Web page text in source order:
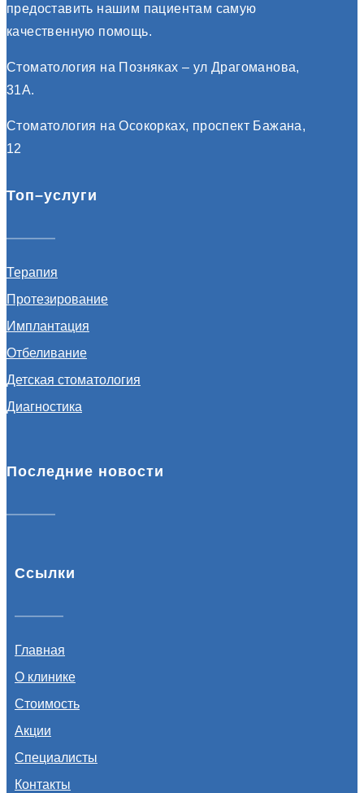
предоставить нашим пациентам самую
качественную помощь.
Стоматология на Позняках – ул Драгоманова,
31А.
Стоматология на Осокорках, проспект Бажана,
12
Топ–услуги
Терапия
Протезирование
Имплантация
Отбеливание
Детская стоматология
Диагностика
Последние новости
Ссылки
Главная
О клинике
Стоимость
Акции
Специалисты
Контакты